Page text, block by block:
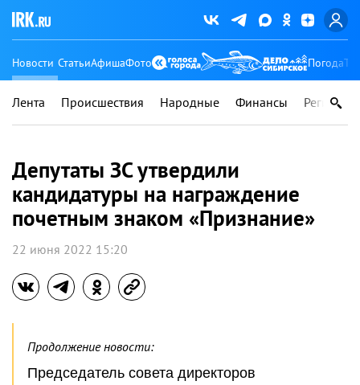
Новости СтатьиАфишаФото Погода
Лента Происшествия Народные Финансы Регионы
Депутаты ЗС утвердили
кандидатуры на награждение
почетным знаком «Признание»
22 июня 2022 15:20
Продолжение новости:
Председатель совета директоров